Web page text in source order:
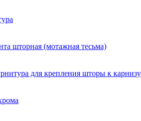
шторная (мотажная тесьма)
для крепления шторы к